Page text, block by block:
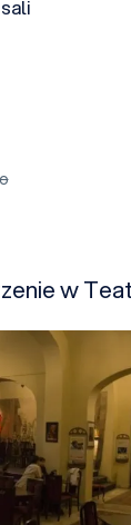
w